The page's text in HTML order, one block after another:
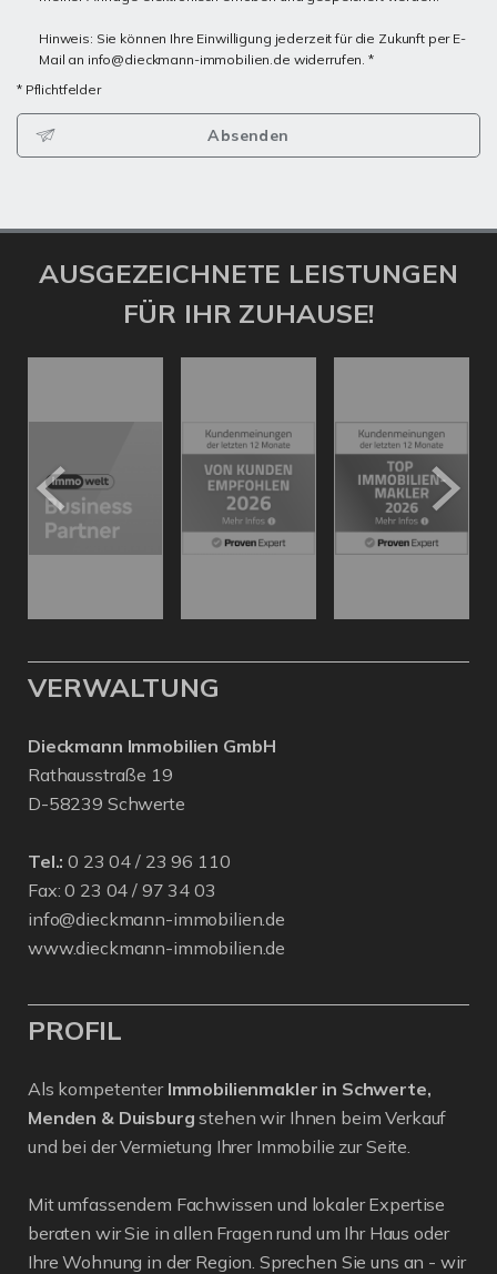
Hinweis: Sie können Ihre Einwilligung jederzeit für die Zukunft per E-
Mail an info@dieckmann-immobilien.de widerrufen. *
* Pflichtfelder
Absenden
AUSGEZEICHNETE LEISTUNGEN
FÜR IHR ZUHAUSE!
VERWALTUNG
Dieckmann Immobilien GmbH
Rathausstraße 19
D-58239 Schwerte
Tel.: 0 23 04 / 23 96 110
Fax: 0 23 04 / 97 34 03
info@dieckmann-immobilien.de
www.dieckmann-immobilien.de
PROFIL
Als kompetenter Immobilienmakler in Schwerte,
Menden & Duisburg stehen wir Ihnen beim Verkauf
und bei der Vermietung Ihrer Immobilie zur Seite.
Mit umfassendem Fachwissen und lokaler Expertise
beraten wir Sie in allen Fragen rund um Ihr Haus oder
Ihre Wohnung in der Region. Sprechen Sie uns an - wir